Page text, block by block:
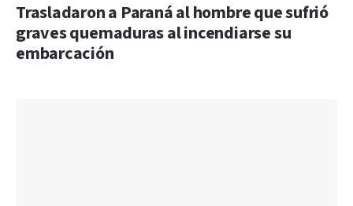
Trasladaron a Paraná al hombre que sufrió
graves quemaduras al incendiarse su
embarcación